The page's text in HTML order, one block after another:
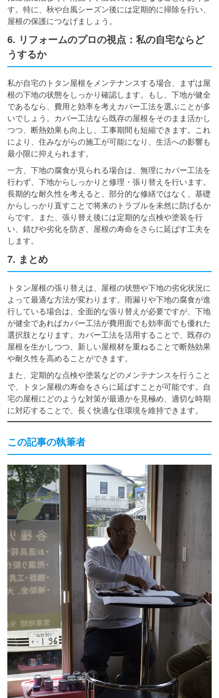
す。特に、秋や台風シーズン後には定期的に掃除を行い、
屋根の保護につなげましょう。
6. リフォームのプロの視点：私の自宅ならど
うするか
私が自宅のトタン屋根をメンテナンスする場合、まずは屋
根の下地の状態をしっかり確認します。もし、下地が健全
であるなら、費用と効率を考えカバー工法を選ぶことが多
いでしょう。カバー工法なら既存の屋根をそのまま活かし
つつ、断熱効果も向上し、工事期間も短縮できます。これ
により、住みながらの施工が可能になり、生活への影響も
最小限に抑えられます。
一方、下地の腐食が見られる場合は、無理にカバー工法を
行わず、下地からしっかりと修理・張り替えを行います。
長期的な耐久性を考えると、部分的な修繕ではなく、基礎
からしっかり直すことで将来のトラブルを未然に防げるか
らです。また、張り替え後には定期的な点検や塗装を行
い、錆びや劣化を防ぎ、屋根の寿命をさらに延ばす工夫を
します。
7. まとめ
トタン屋根の張り替えは、屋根の状態や下地の劣化状況に
よって最適な方法が変わります。雨漏りや下地の腐食が進
行している場合は、全面的な張り替えが必要ですが、下地
が健全であればカバー工法が費用面でも効率面でも優れた
選択肢となります。カバー工法を活用することで、既存の
屋根を生かしつつ、新しい屋根材を重ねることで断熱効果
や耐久性を高めることができます。
また、定期的な点検や塗装などのメンテナンスを行うこと
で、トタン屋根の寿命をさらに延ばすことが可能です。自
宅の屋根にどのような対策が最適かを見極め、適切な時期
に対応することで、長く快適な住環境を維持できます。
この記事の執筆者